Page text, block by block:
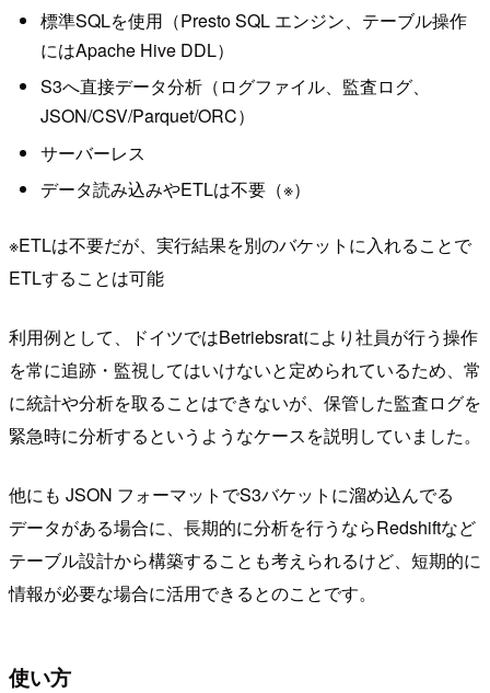
標準SQLを使用（Presto SQL エンジン、テーブル操作
にはApache Hive DDL）
S3へ直接データ分析（ログファイル、監査ログ、
JSON/CSV/Parquet/ORC）
サーバーレス
データ読み込みやETLは不要（※）
※ETLは不要だが、実行結果を別のバケットに入れることで
ETLすることは可能
利用例として、ドイツではBetriebsratにより社員が行う操作
を常に追跡・監視してはいけないと定められているため、常
に統計や分析を取ることはできないが、保管した監査ログを
緊急時に分析するというようなケースを説明していました。
他にも JSON フォーマットでS3バケットに溜め込んでる
データがある場合に、長期的に分析を行うならRedshiftなど
テーブル設計から構築することも考えられるけど、短期的に
情報が必要な場合に活用できるとのことです。
使い方